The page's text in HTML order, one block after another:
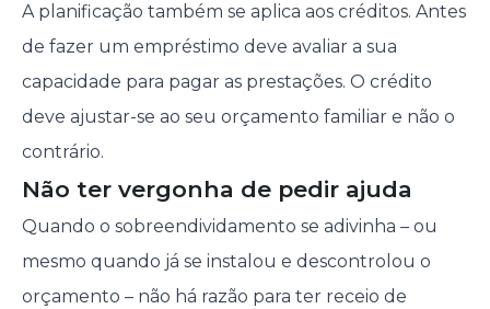
A planificação também se aplica aos créditos. Antes
de fazer um empréstimo deve avaliar a sua
capacidade para pagar as prestações. O crédito
deve ajustar-se ao seu orçamento familiar e não o
contrário.
Não ter vergonha de pedir ajuda
Quando o sobreendividamento se adivinha – ou
mesmo quando já se instalou e descontrolou o
orçamento – não há razão para ter receio de